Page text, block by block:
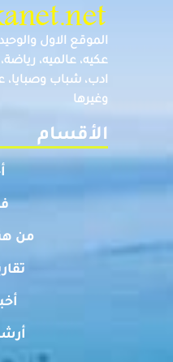
الموقع الاول
عكيه، عالميه،
ادب، شباب وصبايا،
وغيرها
الأقسام
من